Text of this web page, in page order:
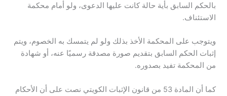
بالحكم السابق بأية حالة كانت عليها الدعوى، ولو أمام محكمة
الاستئناف.
ويتوجب على المحكمة الأخذ بذلك ولو لم يتمسك به الخصوم، ويتم
إثبات الحكم السابق بتقديم صورة مصدقة رسميًا عنه، أو شهادة
من المحكمة تفيد بصدوره.
كما أن المادة 53 من قانون الإثبات الكويتي نصت على أن الأحكام